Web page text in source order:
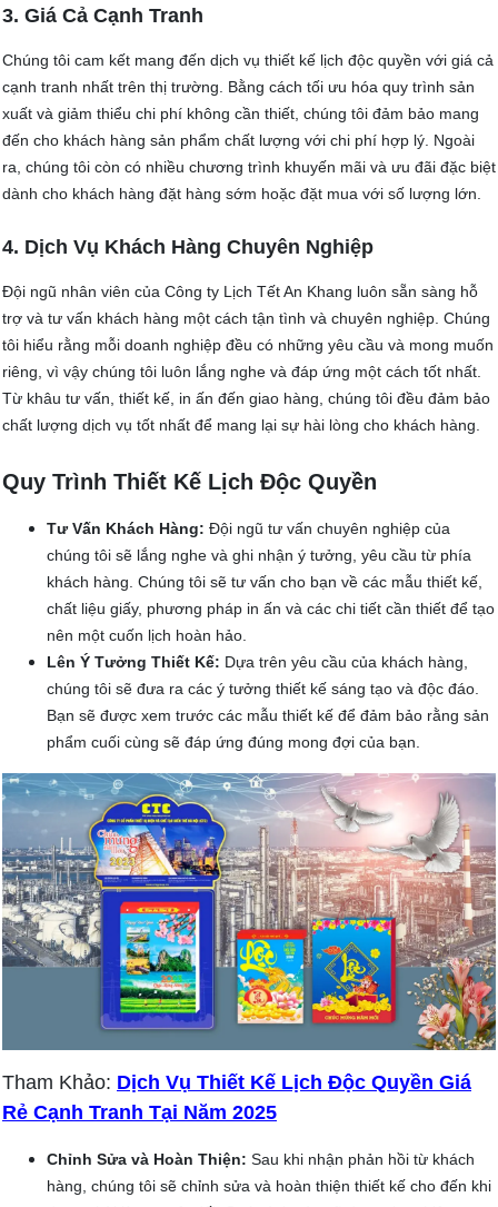
3. Giá Cả Cạnh Tranh
Chúng tôi cam kết mang đến dịch vụ thiết kế lịch độc quyền với giá cả
cạnh tranh nhất trên thị trường. Bằng cách tối ưu hóa quy trình sản
xuất và giảm thiểu chi phí không cần thiết, chúng tôi đảm bảo mang
đến cho khách hàng sản phẩm chất lượng với chi phí hợp lý. Ngoài
ra, chúng tôi còn có nhiều chương trình khuyến mãi và ưu đãi đặc biệt
dành cho khách hàng đặt hàng sớm hoặc đặt mua với số lượng lớn.
4. Dịch Vụ Khách Hàng Chuyên Nghiệp
Đội ngũ nhân viên của Công ty Lịch Tết An Khang luôn sẵn sàng hỗ
trợ và tư vấn khách hàng một cách tận tình và chuyên nghiệp. Chúng
tôi hiểu rằng mỗi doanh nghiệp đều có những yêu cầu và mong muốn
riêng, vì vậy chúng tôi luôn lắng nghe và đáp ứng một cách tốt nhất.
Từ khâu tư vấn, thiết kế, in ấn đến giao hàng, chúng tôi đều đảm bảo
chất lượng dịch vụ tốt nhất để mang lại sự hài lòng cho khách hàng.
Quy Trình Thiết Kế Lịch Độc Quyền
Tư Vấn Khách Hàng: Đội ngũ tư vấn chuyên nghiệp của
chúng tôi sẽ lắng nghe và ghi nhận ý tưởng, yêu cầu từ phía
khách hàng. Chúng tôi sẽ tư vấn cho bạn về các mẫu thiết kế,
chất liệu giấy, phương pháp in ấn và các chi tiết cần thiết để tạo
nên một cuốn lịch hoàn hảo.
Lên Ý Tưởng Thiết Kế: Dựa trên yêu cầu của khách hàng,
chúng tôi sẽ đưa ra các ý tưởng thiết kế sáng tạo và độc đáo.
Bạn sẽ được xem trước các mẫu thiết kế để đảm bảo rằng sản
phẩm cuối cùng sẽ đáp ứng đúng mong đợi của bạn.
Tham Khảo: Dịch Vụ Thiết Kế Lịch Độc Quyền Giá
Rẻ Cạnh Tranh Tại Năm 2025
Chỉnh Sửa và Hoàn Thiện: Sau khi nhận phản hồi từ khách
hàng, chúng tôi sẽ chỉnh sửa và hoàn thiện thiết kế cho đến khi